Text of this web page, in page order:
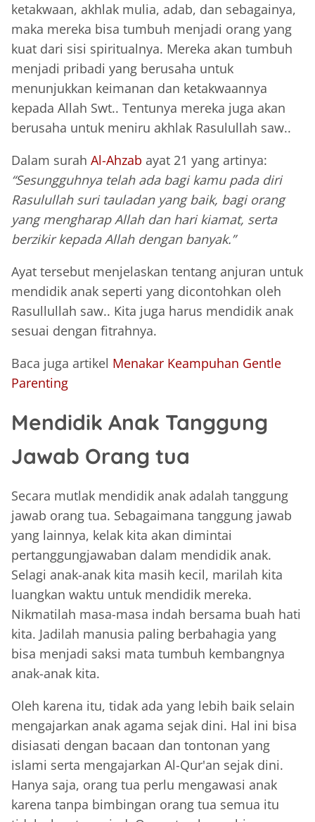
ketakwaan, akhlak mulia, adab, dan sebagainya,
maka mereka bisa tumbuh menjadi orang yang
kuat dari sisi spiritualnya. Mereka akan tumbuh
menjadi pribadi yang berusaha untuk
menunjukkan keimanan dan ketakwaannya
kepada Allah Swt.. Tentunya mereka juga akan
berusaha untuk meniru akhlak Rasulullah saw..
Dalam surah Al-Ahzab ayat 21 yang artinya:
“Sesungguhnya telah ada bagi kamu pada diri
Rasulullah suri tauladan yang baik, bagi orang
yang mengharap Allah dan hari kiamat, serta
berzikir kepada Allah dengan banyak.”
Ayat tersebut menjelaskan tentang anjuran untuk
mendidik anak seperti yang dicontohkan oleh
Rasullullah saw.. Kita juga harus mendidik anak
sesuai dengan fitrahnya.
Baca juga artikel Menakar Keampuhan Gentle
Parenting
Mendidik Anak Tanggung
Jawab Orang tua
Secara mutlak mendidik anak adalah tanggung
jawab orang tua. Sebagaimana tanggung jawab
yang lainnya, kelak kita akan dimintai
pertanggungjawaban dalam mendidik anak.
Selagi anak-anak kita masih kecil, marilah kita
luangkan waktu untuk mendidik mereka.
Nikmatilah masa-masa indah bersama buah hati
kita. Jadilah manusia paling berbahagia yang
bisa menjadi saksi mata tumbuh kembangnya
anak-anak kita.
Oleh karena itu, tidak ada yang lebih baik selain
mengajarkan anak agama sejak dini. Hal ini bisa
disiasati dengan bacaan dan tontonan yang
islami serta mengajarkan Al-Qur'an sejak dini.
Hanya saja, orang tua perlu mengawasi anak
karena tanpa bimbingan orang tua semua itu